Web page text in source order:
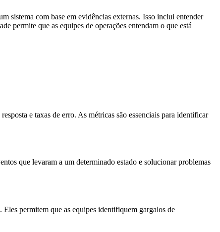
sistema com base em evidências externas. Isso inclui entender
permite que as equipes de operações entendam o que está
e taxas de erro. As métricas são essenciais para identificar
que levaram a um determinado estado e solucionar problemas
permitem que as equipes identifiquem gargalos de